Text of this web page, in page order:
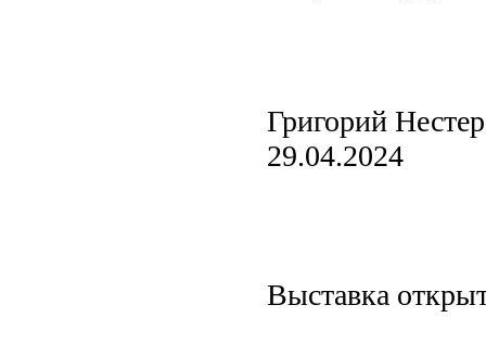
Григорий
29.04.2024
Выставка